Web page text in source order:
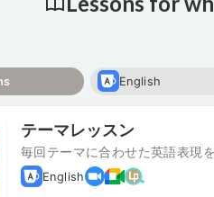
English
テーマレッスン
毎回テーマに合わせた英語表現
English